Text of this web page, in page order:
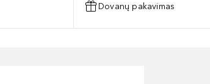
Dovanų pakavimas